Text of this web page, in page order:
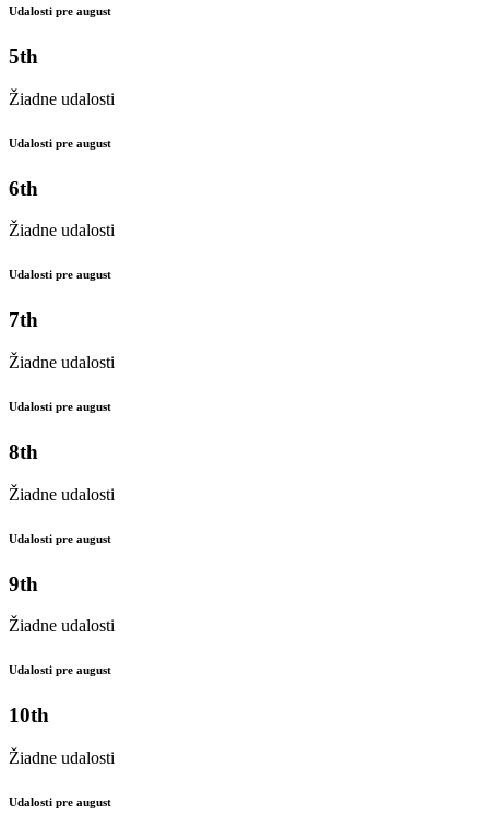
Udalosti pre august
5th
Žiadne udalosti
Udalosti pre august
6th
Žiadne udalosti
Udalosti pre august
7th
Žiadne udalosti
Udalosti pre august
8th
Žiadne udalosti
Udalosti pre august
9th
Žiadne udalosti
Udalosti pre august
10th
Žiadne udalosti
Udalosti pre august